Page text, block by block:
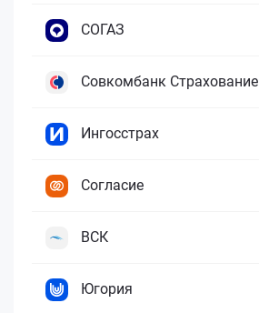
СОГАЗ
Совкомбанк Страхование
Ингосстрах
Согласие
ВСК
Югория